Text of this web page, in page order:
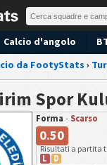
Calcio d'angolo
da FootyStats ›
Spor
Forma - Scarso
0.50
Risultati a partita
L
D